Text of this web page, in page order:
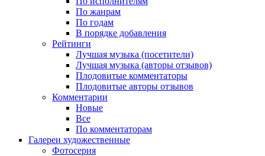
По жанрам
По годам
В порядке добавления
Рейтинги
Лучшая музыка (посетители)
Лучшая музыка (авторы отзывов)
Плодовитые комментаторы
Плодовитые авторы отзывов
Комментарии
Новые
Все
По комментаторам
Галереи художественные
Фотосерия